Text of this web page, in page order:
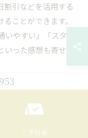
割引などを活用する
ことができます。
やすい」「スタッ
いった感想も寄せら
徴を解説
いくつかの共通する
ご予約